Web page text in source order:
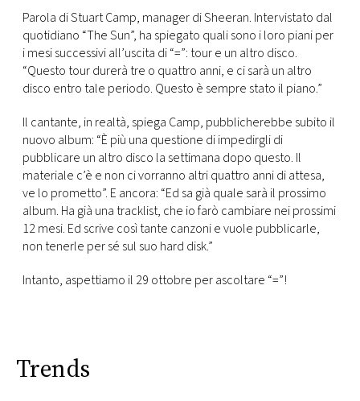
Parola di Stuart Camp, manager di Sheeran. Intervistato dal
quotidiano “The Sun”, ha spiegato quali sono i loro piani per
i mesi successivi all’uscita di “=”: tour e un altro disco.
“Questo tour durerà tre o quattro anni, e ci sarà un altro
disco entro tale periodo. Questo è sempre stato il piano.”
Il cantante, in realtà, spiega Camp, pubblicherebbe subito il
nuovo album: “È più una questione di impedirgli di
pubblicare un altro disco la settimana dopo questo. Il
materiale c’è e non ci vorranno altri quattro anni di attesa,
ve lo prometto”. E ancora: “Ed sa già quale sarà il prossimo
album. Ha già una tracklist, che io farò cambiare nei prossimi
12 mesi. Ed scrive così tante canzoni e vuole pubblicarle,
non tenerle per sé sul suo hard disk.”
Intanto, aspettiamo il 29 ottobre per ascoltare “=”!
Trends